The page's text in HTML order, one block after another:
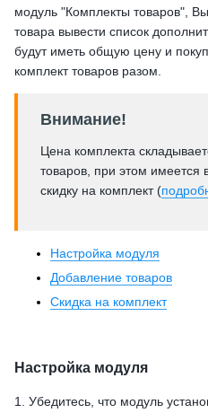
модуль "Комплекты товаров",
товара вывести список
будут иметь общую цену и
комплект товаров разом.
Внимание!
Цена комплекта
товаров, при этом имеется
скидку на комплект (
Настройка модуля
Добавление товаров
Скидка на комплект
Настройка модуля
1. Убедитесь, что модуль